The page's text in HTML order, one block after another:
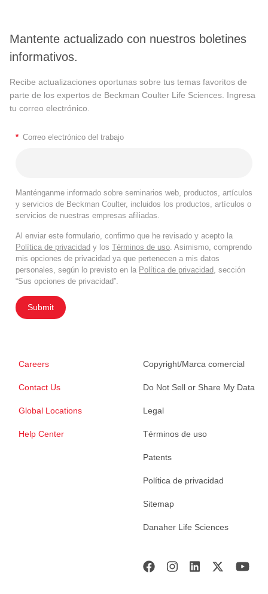
Mantente actualizado con nuestros boletines
informativos.
Recibe actualizaciones oportunas sobre tus temas favoritos de
parte de los expertos de Beckman Coulter Life Sciences. Ingresa
tu correo electrónico.
* Correo electrónico del trabajo
Manténganme informado sobre seminarios web, productos, artículos
y servicios de Beckman Coulter, incluidos los productos, artículos o
servicios de nuestras empresas afiliadas.
Al enviar este formulario, confirmo que he revisado y acepto la
Política de privacidad y los Términos de uso. Asimismo, comprendo
mis opciones de privacidad ya que pertenecen a mis datos
personales, según lo previsto en la Política de privacidad, sección
“Sus opciones de privacidad”.
Submit
Careers
Contact Us
Global Locations
Help Center
Copyright/Marca comercial
Do Not Sell or Share My Data
Legal
Términos de uso
Patents
Política de privacidad
Sitemap
Danaher Life Sciences